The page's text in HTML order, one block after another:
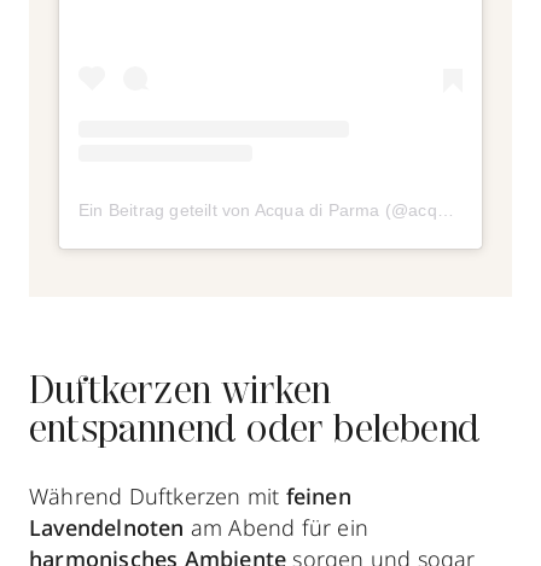
Duftkerzen wirken
entspannend oder belebend
Während Duftkerzen mit feinen
Lavendelnoten am Abend für ein
harmonisches Ambiente sorgen und sogar